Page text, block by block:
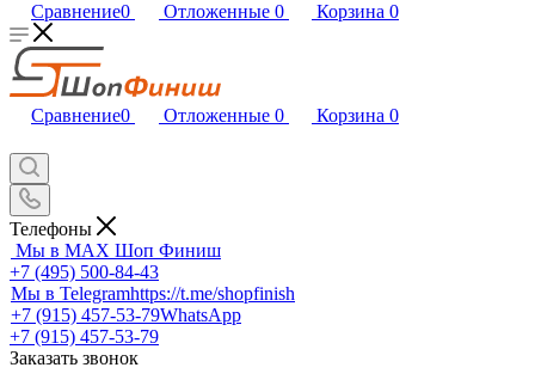
Сравнение0 Отложенные 0 Корзина 0
Сравнение0 Отложенные 0 Корзина 0
Телефоны
Мы в MAX Шоп Финиш
+7 (495) 500-84-43
Мы в Telegramhttps://t.me/shopfinish
+7 (915) 457-53-79WhatsApp
+7 (915) 457-53-79
Заказать звонок